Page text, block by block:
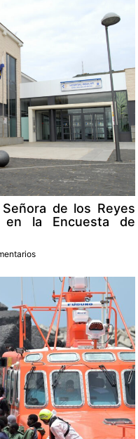
de los Reyes
en la Encuesta de